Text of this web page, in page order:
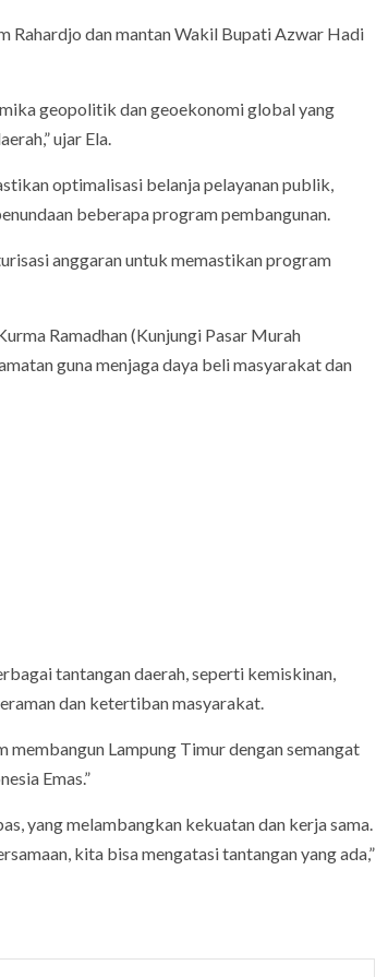
Rahardjo dan mantan Wakil Bupati Azwar Hadi
geopolitik dan geoekonomi global yang
ujar Ela.
optimalisasi belanja pelayanan publik,
beberapa program pembangunan.
anggaran untuk memastikan program
Ramadhan (Kunjungi Pasar Murah
guna menjaga daya beli masyarakat dan
tantangan daerah, seperti kemiskinan,
dan ketertiban masyarakat.
Lampung Timur dengan semangat
Emas.”
yang melambangkan kekuatan dan kerja sama.
kita bisa mengatasi tantangan yang ada,”